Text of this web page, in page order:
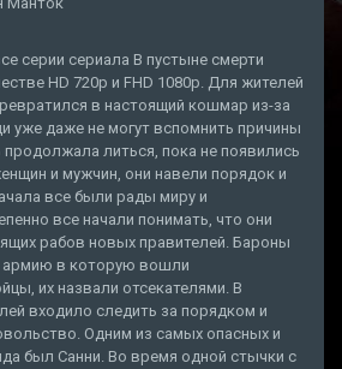
серии сериала В пустыне смерти
HD 720p и FHD 1080p. Для жителей
в настоящий кошмар из-за
уже даже не могут вспомнить причины
литься, пока не появились
и мужчин, они навели порядок и
все были рады миру и
все начали понимать, что они
рабов новых правителей. Бароны
армию в которую вошли
их назвали отсекателями. В
входило следить за порядком и
Одним из самых опасных и
был Санни. Во время одной стычки с